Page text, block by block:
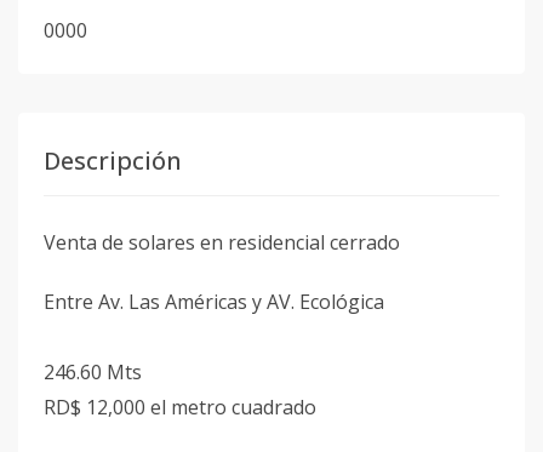
0000
Descripción
Venta de solares en residencial cerrado
Entre Av. Las Américas y AV. Ecológica
246.60 Mts
RD$ 12,000 el metro cuadrado